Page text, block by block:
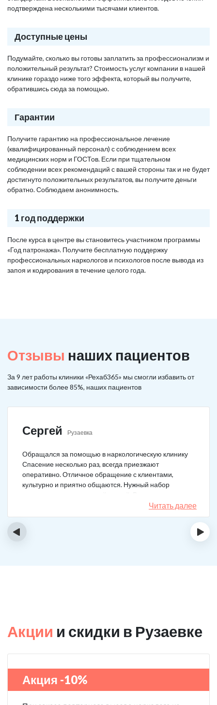
подтверждена несколькими тысячами клиентов.
Доступные цены
Подумайте, сколько вы готовы заплатить за профессионализм и
положительный результат? Стоимость услуг компании в нашей
клинике гораздо ниже того эффекта, который вы получите,
обратившись сюда за помощью.
Гарантии
Получите гарантию на профессиональное лечение
(квалифицированный персонал) с соблюдением всех
медицинских норм и ГОСТов. Если при тщательном
соблюдении всех рекомендаций с вашей стороны так и не будет
достигнуто положительных результатов, вы получите деньги
обратно. Соблюдаем анонимность.
1 год поддержки
После курса в центре вы становитесь участником программы
«Год патронажа». Получите бесплатную поддержку
профессиональных наркологов и психологов после вывода из
запоя и кодирования в течение целого года.
Отзывы наших пациентов
За 9 лет работы клиники «Рехаб365» мы смогли избавить от
зависимости более 85%, наших пациентов
Сергей Рузаевка
Обращался за помощью в наркологическую клинику
Спасение несколько раз, всегда приезжают
оперативно. Отличное обращение с клиентами,
культурно и приятно общаются. Нужный набор
медикаментов под каждый случай. Разное состояние,
Читать далее
‹ ›
Акции и скидки в Рузаевке
Акция -10%